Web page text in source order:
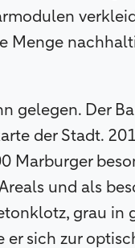
Menge
gelegen. Der
der Stadt.
Marburger
und als
grau in
er sich zur